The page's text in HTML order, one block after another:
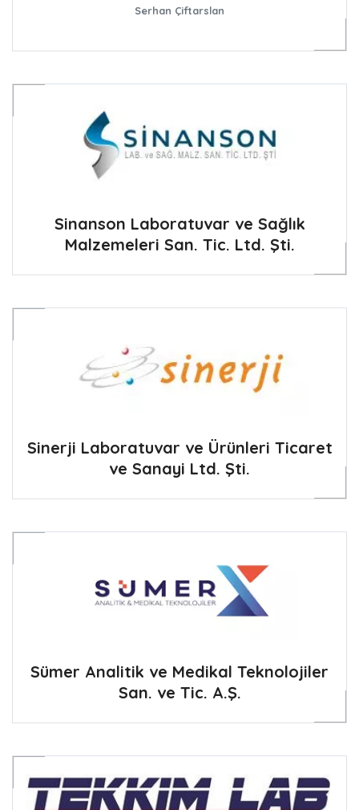
Serhan Çiftarslan
Sinanson Laboratuvar ve Sağlık
Malzemeleri San. Tic. Ltd. Şti.
Sinerji Laboratuvar ve Ürünleri Ticaret
ve Sanayi Ltd. Şti.
Sümer Analitik ve Medikal Teknolojiler
San. ve Tic. A.Ş.